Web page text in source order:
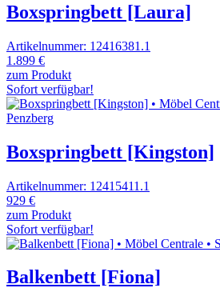
Boxspringbett [Laura]
Artikelnummer: 12416381.1
1.899 €
zum Produkt
Sofort verfügbar!
Boxspringbett [Kingston]
Artikelnummer: 12415411.1
929 €
zum Produkt
Sofort verfügbar!
Balkenbett [Fiona]